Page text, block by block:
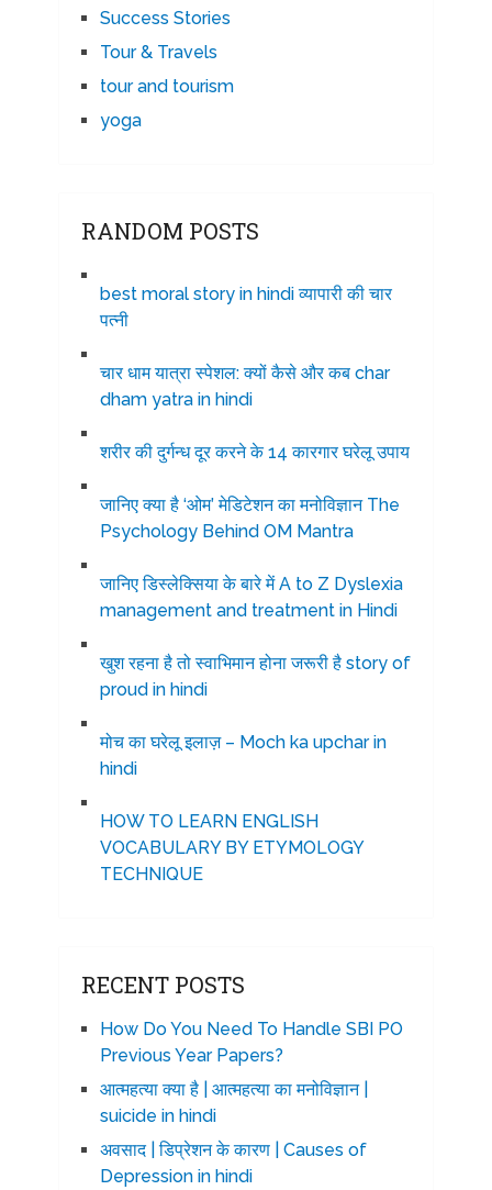
Success Stories
Tour & Travels
tour and tourism
yoga
RANDOM POSTS
best moral story in hindi व्यापारी की चार
पत्नी
चार धाम यात्रा स्पेशल: क्यों कैसे और कब char
dham yatra in hindi
शरीर की दुर्गन्ध दूर करने के 14 कारगार घरेलू उपाय
जानिए क्या है ‘ओम’ मेडिटेशन का मनोविज्ञान The
Psychology Behind OM Mantra
जानिए डिस्लेक्सिया के बारे में A to Z Dyslexia
management and treatment in Hindi
खुश रहना है तो स्वाभिमान होना जरूरी है story of
proud in hindi
मोच का घरेलू इलाज़ – Moch ka upchar in
hindi
HOW TO LEARN ENGLISH
VOCABULARY BY ETYMOLOGY
TECHNIQUE
RECENT POSTS
How Do You Need To Handle SBI PO
Previous Year Papers?
आत्महत्या क्या है | आत्महत्या का मनोविज्ञान |
suicide in hindi
अवसाद | डिप्रेशन के कारण | Causes of
Depression in hindi